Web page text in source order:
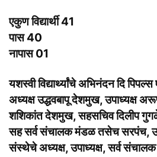
एकुण विद्यार्थी 41
पास 40
नापास 01
यशस्वी विद्यार्थ्यांचे अभिनंदन दि
अध्यक्ष उद्धवबापू देशमुख, उपाध्यक्ष
शशिकांत देशमुख, सहसचिव दिलीप
सह सर्व संचालक मंडळ तसेच सरपंच,
संस्थेचे अध्यक्ष, उपाध्यक्ष, सर्व